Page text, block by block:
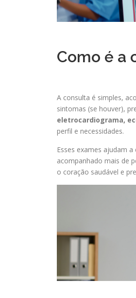
Como é a
A consulta é simples,
sintomas (se houver),
eletrocardiograma,
perfil e necessidades.
Esses exames ajudam
acompanhado mais de
o coração saudável e